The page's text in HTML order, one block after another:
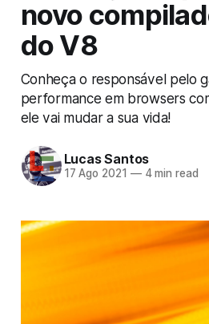
novo
do V8
Conheça o responsável pelo
performance em browsers
ele vai mudar a sua vida!
Lucas Santos
17 Ago 2021 —4 min read